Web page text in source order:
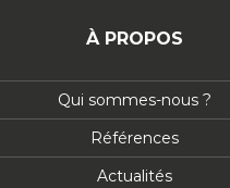
À PROPOS
Qui sommes-nous ?
Références
Actualités